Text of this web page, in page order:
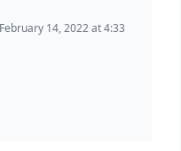
February 14, 2022 at 4:33